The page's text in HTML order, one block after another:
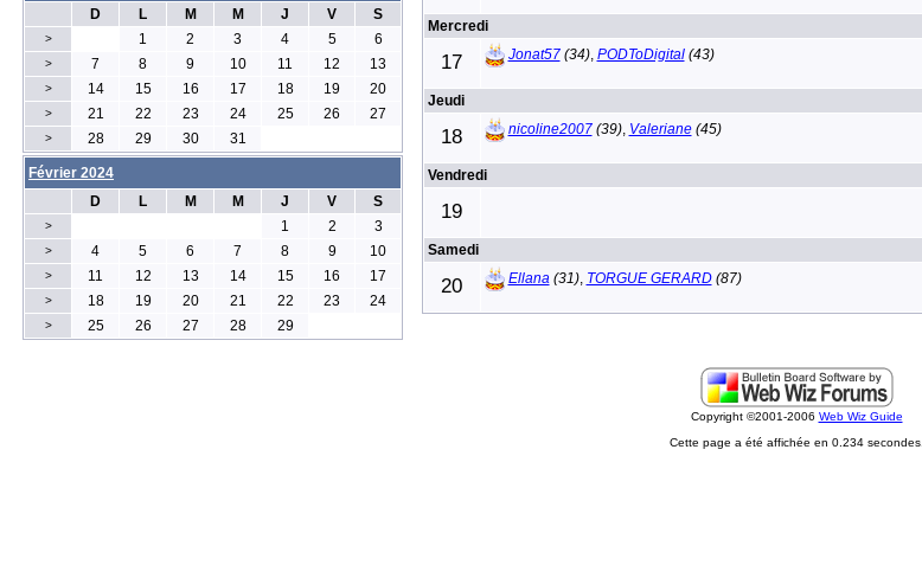
Mercredi
17 Jonat57(34), PODToDigital(43)
Jeudi
18 nicoline2007(39), Valeriane(45)
Vendredi
19
Samedi
20 Ellana (31), TORGUE GERARD(87)
D
L M M J V S
> 1 2 3 4 5 6
> 7 8 9 10 11 12 13
> 14 15 16 17 18 19 20
> 21 22 23 24 25 26 27
> 28 29 30 31
Février 2024
D
L M M J V S
> 1 2 3
> 4 5 6 7 8 9 10
> 11 12 13 14 15 16 17
> 18 19 20 21 22 23 24
> 25 26 27 28 29
Copyright ©2001-2006 Web Wiz Guide
Cette page a été affichée en 0.234 secondes.